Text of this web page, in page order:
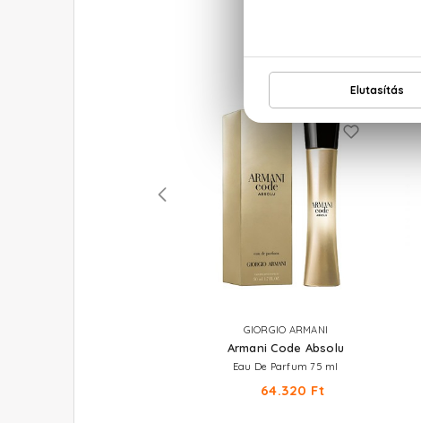
GIORGIO ARMANI
Armani Code Absolu
Eau De Parfum 75 ml
64.320 Ft